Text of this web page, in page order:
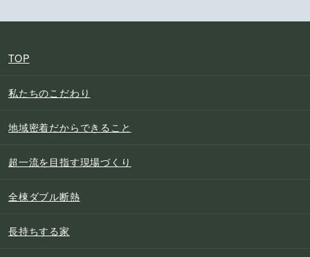
TOP
私たちのこだわり
地域密着だからできること
超一流を目指す現場づくり
全棟ダブル断熱
長持ちする家